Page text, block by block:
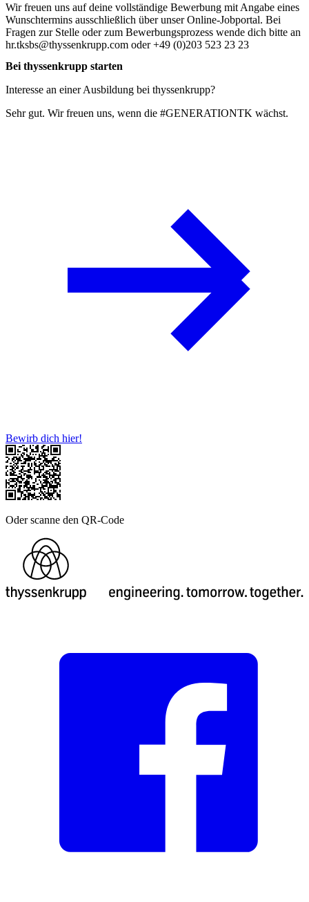
Wir freuen uns auf deine vollständige Bewerbung mit Angabe eines
Wunschtermins ausschließlich über unser Online-Jobportal. Bei
Fragen zur Stelle oder zum Bewerbungsprozess wende dich bitte an
hr.tksbs@thyssenkrupp.com oder +49 (0)203 523 23 23
Bei thyssenkrupp starten
Interesse an einer Ausbildung bei thyssenkrupp?
Sehr gut. Wir freuen uns, wenn die #GENERATIONTK wächst.
Bewirb dich hier!
Oder scanne den QR-Code